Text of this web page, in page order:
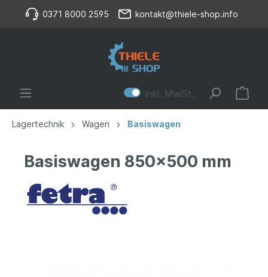
0371 8000 2595 kontakt@thiele-shop.info
inkl. MwSt.
Lagertechnik Wagen Basiswagen
Basiswagen 850x500 mm